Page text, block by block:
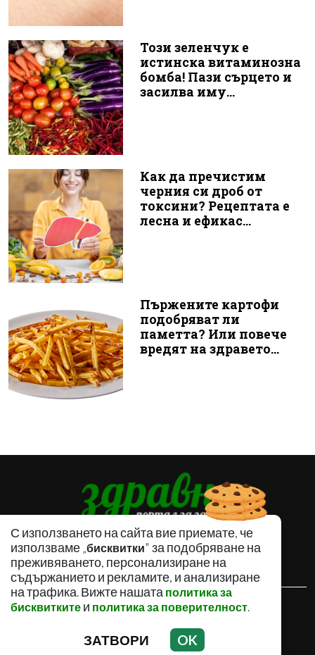
Този зеленчук е
истинска витаминозна
бомба! Пази сърцето и
засилва иму...
Как да пречистим
черния си дроб от
токсини? Рецептата е
лесна и ефикас...
Пържените картофи
подобряват ли
паметта? Или повече
вредят на здравето...
С използването на сайта вие приемате, че
използваме „бисквитки" за подобряване на
преживяването, персонализиране на
съдържанието и рекламите, и анализиране
на трафика. Вижте нашата политика за
бисквитките и политика за поверителност.
ЗАТВОРИ OK
ЗДРАВНИ НОВИНИ
ЗДРАВНИ СЪВЕТИ
НАРОДНА МЕДИЦИНА